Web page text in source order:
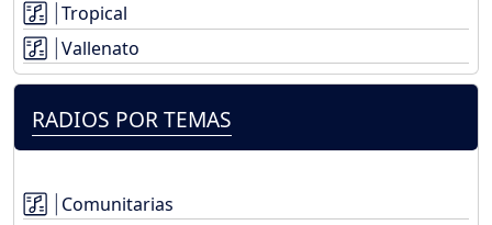
Tropical
Vallenato
RADIOS POR TEMAS
Comunitarias